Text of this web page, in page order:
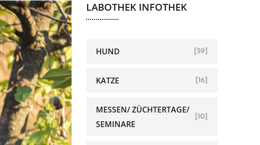
LABOTHEK INFOTHEK
HUND [59]
KATZE [16]
MESSEN/ ZÜCHTERTAGE/
SEMINARE
[10]